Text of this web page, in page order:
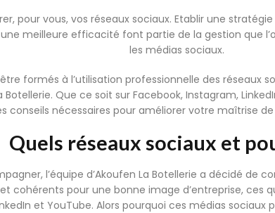
pour vous, vos réseaux sociaux. Etablir une
meilleure efficacité font partie de la gestion que
les médias sociaux.
formés à l’utilisation professionnelle des réseaux
Botellerie. Que ce soit sur Facebook, Instagram,
conseils nécessaires pour améliorer votre maîtrise
Quels réseaux sociaux et
l’équipe d’Akoufen La Botellerie a décidé de
cohérents pour une bonne image d’entreprise, ces
et YouTube. Alors pourquoi ces médias sociaux